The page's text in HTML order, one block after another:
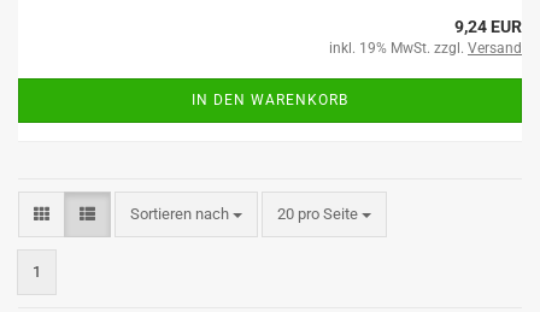
9,24 EUR
inkl. 19% MwSt. zzgl. Versand
IN DEN WARENKORB
Sortieren nach 20 pro Seite
1